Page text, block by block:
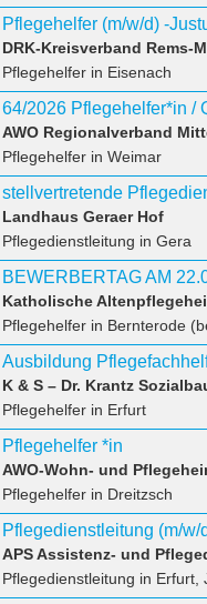
Pflegehelfer (m/w/d) -
DRK-Kreisverband Rems-
Pflegehelferin Eisenach
AWO Regionalverband
Pflegehelferin Weimar
stellvertretende
Landhaus Geraer Hof
Pflegedienstleitung in Gera
Katholische
Pflegehelferin Bernterode
Pflegehelferin Erfurt
Pflegehelfer *in
AWO-Wohn- und
Pflegehelferin Dreitzsch
APS Assistenz- und
Pflegedienstleitung in Erfurt,